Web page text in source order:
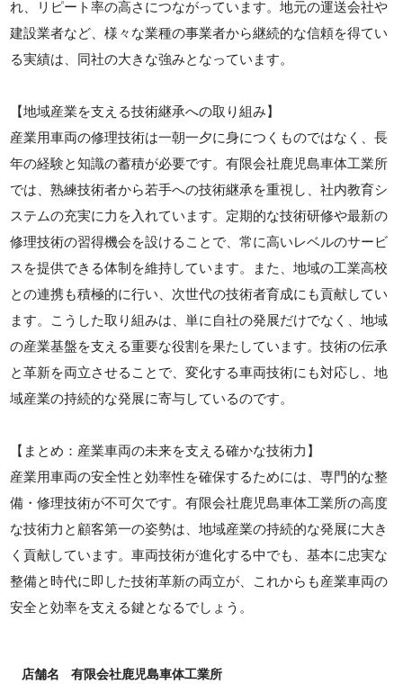
れ、リピート率の高さにつながっています。地元の運送会社や
建設業者など、様々な業種の事業者から継続的な信頼を得てい
る実績は、同社の大きな強みとなっています。
【地域産業を支える技術継承への取り組み】
産業用車両の修理技術は一朝一夕に身につくものではなく、長
年の経験と知識の蓄積が必要です。有限会社鹿児島車体工業所
では、熟練技術者から若手への技術継承を重視し、社内教育シ
ステムの充実に力を入れています。定期的な技術研修や最新の
修理技術の習得機会を設けることで、常に高いレベルのサービ
スを提供できる体制を維持しています。また、地域の工業高校
との連携も積極的に行い、次世代の技術者育成にも貢献してい
ます。こうした取り組みは、単に自社の発展だけでなく、地域
の産業基盤を支える重要な役割を果たしています。技術の伝承
と革新を両立させることで、変化する車両技術にも対応し、地
域産業の持続的な発展に寄与しているのです。
【まとめ：産業車両の未来を支える確かな技術力】
産業用車両の安全性と効率性を確保するためには、専門的な整
備・修理技術が不可欠です。有限会社鹿児島車体工業所の高度
な技術力と顧客第一の姿勢は、地域産業の持続的な発展に大き
く貢献しています。車両技術が進化する中でも、基本に忠実な
整備と時代に即した技術革新の両立が、これからも産業車両の
安全と効率を支える鍵となるでしょう。
店舗名 有限会社鹿児島車体工業所